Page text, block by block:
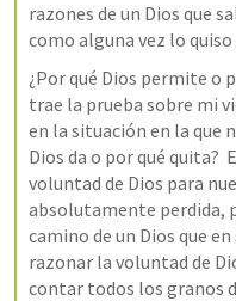
razones de un Dios que
como alguna vez lo quiso
¿Por qué Dios permite o
trae la prueba sobre mi
en la situación en la que
Dios da o por qué quita?
voluntad de Dios para
absolutamente perdida,
camino de un Dios que
razonar la voluntad de
contar todos los granos